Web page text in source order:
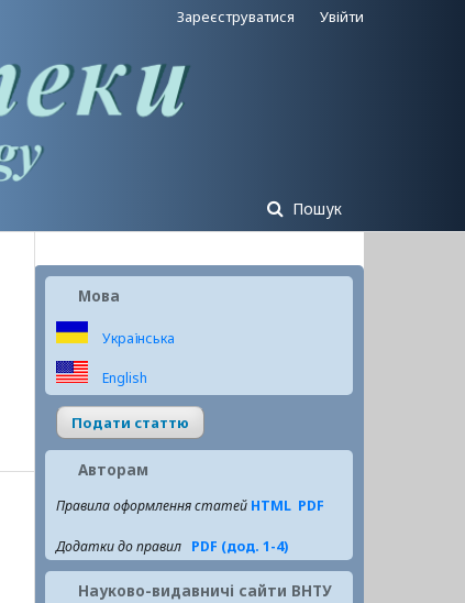
Пошук
Зареєструватися Увійти
Мова
Українська
English
Подати статтю
Авторам
Правила оформлення статей HTML PDF
Додатки до правил PDF (дод. 1-4)
Науково-видавничі сайти ВНТУ